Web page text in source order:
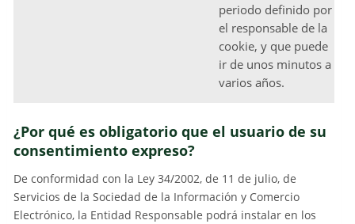
periodo definido por
el responsable de la
cookie, y que puede
ir de unos minutos a
varios años.
¿Por qué es obligatorio que el usuario de su
consentimiento expreso?
De conformidad con la Ley 34/2002, de 11 de julio, de
Servicios de la Sociedad de la Información y Comercio
Electrónico, la Entidad Responsable podrá instalar en los